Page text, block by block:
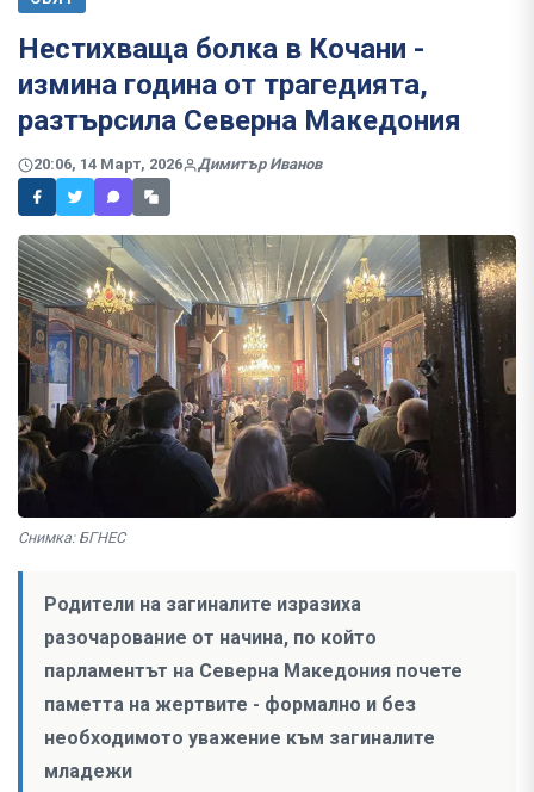
Нестихваща болка в Кочани -
измина година от трагедията,
разтърсила Северна Македония
20:06, 14 Март, 2026 Димитър Иванов
Снимка: БГНЕС
Родители на загиналите изразиха
разочарование от начина, по който
парламентът на Северна Македония почете
паметта на жертвите - формално и без
необходимото уважение към загиналите
младежи